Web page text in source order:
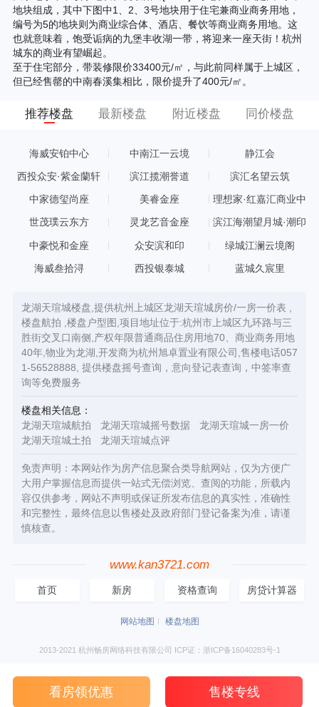
地块组成，其中下图中1、2、3号地块用于住宅兼商业商务用地，
编号为5的地块则为商业综合体、酒店、餐饮等商业商务用地。这
也就意味着，饱受诟病的九堡丰收湖一带，将迎来一座天街！杭州
城东的商业有望崛起。
至于住宅部分，带装修限价33400元/㎡，与此前同样属于上城区，
但已经售罄的中南春溪集相比，限价提升了400元/㎡。
推荐楼盘 最新楼盘 附近楼盘 同价楼盘
海威安铂中心 中南江一云境 静江会
西投众安·紫金蘭轩 滨江揽潮誉道 滨汇名望云筑
中家德玺尚座 美睿金座
理想家·红嘉汇商业中
世茂璞云东方 灵龙艺音金座 滨江海潮望月城·潮印
中豪悦和金座 众安滨和印 绿城江澜云境阁
海威叁拾浔 西投银泰城 蓝城久宸里
龙湖天瑄城楼盘,提供杭州上城区龙湖天瑄城房价/一房一价表 ,
楼盘航拍 ,楼盘户型图,项目地址位于:杭州市上城区九环路与三
胜街交叉口南侧,产权年限普通商品住房用地70、商业商务用地
40年,物业为龙湖,开发商为杭州旭卓置业有限公司,售楼电话057
1-56528888, 提供楼盘摇号查询，意向登记表查询，中签率查
询等免费服务
楼盘相关信息：
龙湖天瑄城航拍
龙湖天瑄城摇号数据
龙湖天瑄城一房一价
龙湖天瑄城土拍
龙湖天瑄城点评
免责声明：本网站作为房产信息聚合类导航网站，仅为方便广
大用户掌握信息而提供一站式无偿浏览、查阅的功能，所载内
容仅供参考，网站不声明或保证所发布信息的真实性，准确性
和完整性，最终信息以售楼处及政府部门登记备案为准，请谨
慎核查。
www.kan3721.com
首页 新房 资格查询 房贷计算器
网站地图 楼盘地图
2013-2021 杭州畅房网络科技有限公司 ICP证：浙ICP备16040283号-1
看房领优惠 售楼专线